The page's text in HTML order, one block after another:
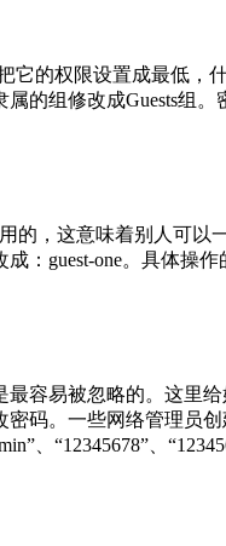
它的权限设置成最低
的组修改成Guests组
的，这意味着别人可
：guest-one。具体操
容易被忽略的。这里
码。一些网络管理员
、“12345678”、